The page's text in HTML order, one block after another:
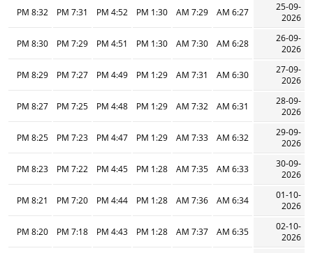
25-09-
2026
6:27 AM
7:29 AM
1:30 PM
4:52 PM
7:31 PM
8:32 PM
26-09-
2026
6:28 AM
7:30 AM
1:30 PM
4:51 PM
7:29 PM
8:30 PM
27-09-
2026
6:30 AM
7:31 AM
1:29 PM
4:49 PM
7:27 PM
8:29 PM
28-09-
2026
6:31 AM
7:32 AM
1:29 PM
4:48 PM
7:25 PM
8:27 PM
29-09-
2026
6:32 AM
7:33 AM
1:29 PM
4:47 PM
7:23 PM
8:25 PM
30-09-
2026
6:33 AM
7:35 AM
1:28 PM
4:45 PM
7:22 PM
8:23 PM
01-10-
2026
6:34 AM
7:36 AM
1:28 PM
4:44 PM
7:20 PM
8:21 PM
02-10-
2026
6:35 AM
7:37 AM
1:28 PM
4:43 PM
7:18 PM
8:20 PM